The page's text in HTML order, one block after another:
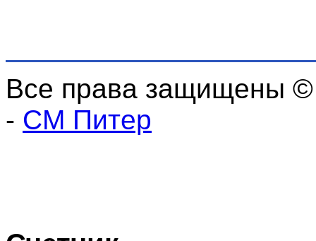
Все права защищены
- СМ Питер